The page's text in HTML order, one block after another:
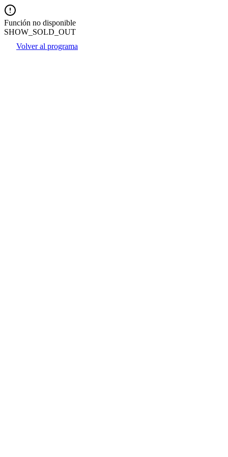
Función no disponible
SHOW_SOLD_OUT
Volver al programa